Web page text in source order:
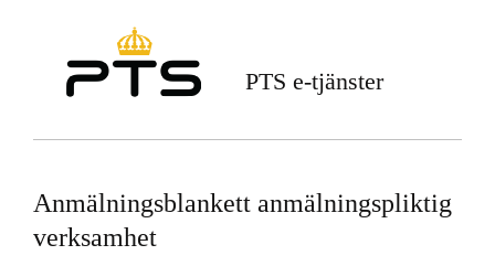
PTS e-tjänster
Anmälningsblankett anmälningspliktig
verksamhet